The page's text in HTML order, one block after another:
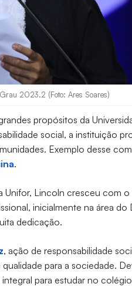
2023.2 (Foto: Ares Soares)
propósitos da
social, a instituição
Exemplo desse
.
Unifor, Lincoln cresceu com
inicialmente na área do
dedicação.
, ação de responsabilidade
para a sociedade.
para estudar no